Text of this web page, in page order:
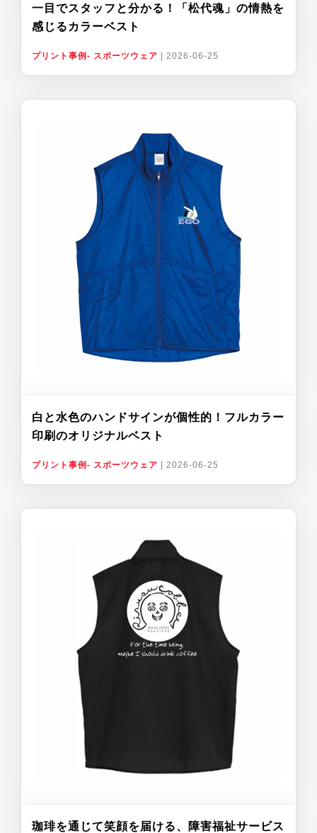
一目でスタッフと分かる！「松代魂」の情熱を
感じるカラーベスト
プリント事例- スポーツウェア 2026-06-25
白と水色のハンドサインが個性的！フルカラー
印刷のオリジナルベスト
プリント事例- スポーツウェア 2026-06-25
珈琲を通じて笑顔を届ける、障害福祉サービス